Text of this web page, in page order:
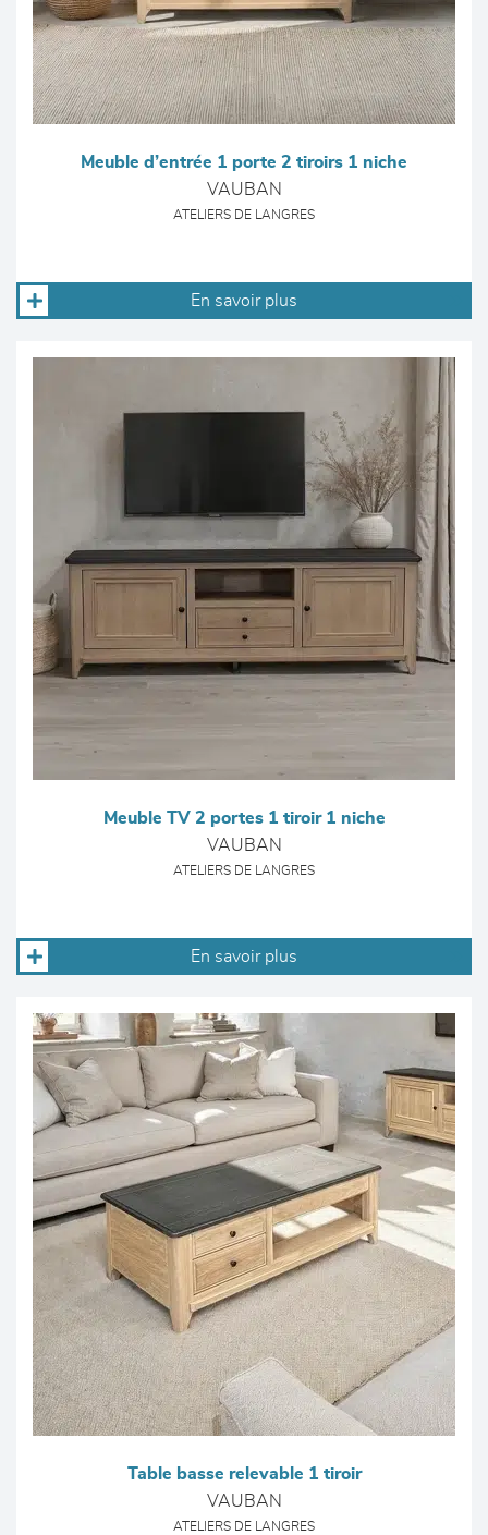
Meuble d’entrée 1 porte 2 tiroirs 1 niche
VAUBAN
ATELIERS DE LANGRES
En savoir plus
Meuble TV 2 portes 1 tiroir 1 niche
VAUBAN
ATELIERS DE LANGRES
En savoir plus
Table basse relevable 1 tiroir
VAUBAN
ATELIERS DE LANGRES